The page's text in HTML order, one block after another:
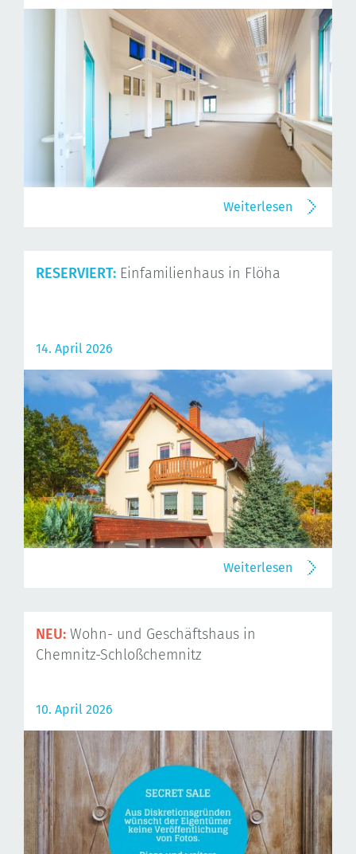
Weiterlesen
RESERVIERT: Einfamilienhaus in Flöha
14. April 2026
Weiterlesen
NEU: Wohn- und Geschäftshaus in
Chemnitz-Schloßchemnitz
10. April 2026